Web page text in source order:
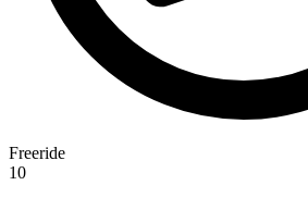
Freeride
10